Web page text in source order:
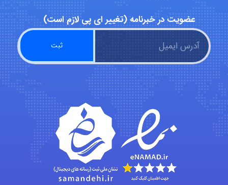
emami
ehtesham
Iman Hosseini
عضویت در خبرنامه (تغییر ای پی لازم است)